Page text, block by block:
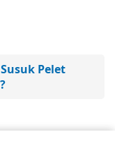
Pelet